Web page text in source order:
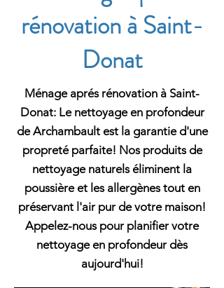
rénovation à Saint-
Donat
Ménage aprés rénovation à Saint-
Donat: Le nettoyage en profondeur
de Archambault est la garantie d'une
propreté parfaite! Nos produits de
nettoyage naturels éliminent la
poussière et les allergènes tout en
préservant l'air pur de votre maison!
Appelez-nous pour planifier votre
nettoyage en profondeur dès
aujourd'hui!